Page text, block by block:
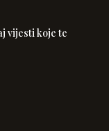
vijesti koje te